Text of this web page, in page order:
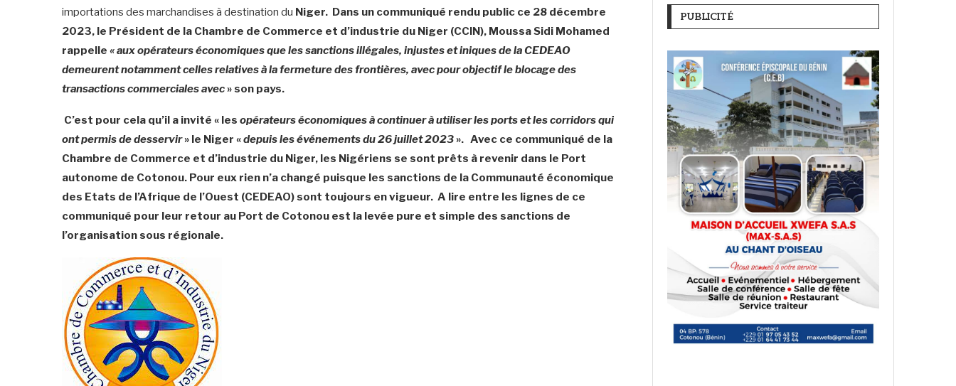
importations des marchandises à destination du Niger. Dans un communiqué rendu public ce 28 décembre
2023, le Président de la Chambre de Commerce et d’industrie du Niger (CCIN), Moussa Sidi Mohamed
rappelle « aux opérateurs économiques que les sanctions illégales, injustes et iniques de la CEDEAO
demeurent notamment celles relatives à la fermeture des frontières, avec pour objectif le blocage des
transactions commerciales avec » son pays.
C’est pour cela qu’il a invité « les opérateurs économiques à continuer à utiliser les ports et les corridors qui
ont permis de desservir» le Niger «depuis les événements du 26 juillet 2023 ». Avec ce communiqué de la
Chambre de Commerce et d’industrie du Niger, les Nigériens se sont prêts à revenir dans le Port
autonome de Cotonou. Pour eux rien n’a changé puisque les sanctions de la Communauté économique
des Etats de l’Afrique de l’Ouest (CEDEAO) sont toujours en vigueur. A lire entre les lignes de ce
communiqué pour leur retour au Port de Cotonou est la levée pure et simple des sanctions de
l’organisation sous régionale.
PUBLICITÉ